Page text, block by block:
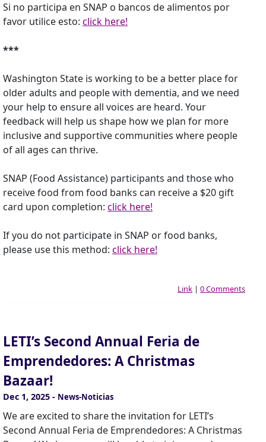
Si no participa en SNAP o bancos de alimentos por
favor utilice esto: click here!
***
Washington State is working to be a better place for
older adults and people with dementia, and we need
your help to ensure all voices are heard. Your
feedback will help us shape how we plan for more
inclusive and supportive communities where people
of all ages can thrive.
SNAP (Food Assistance) participants and those who
receive food from food banks can receive a $20 gift
card upon completion: click here!
If you do not participate in SNAP or food banks,
please use this method: click here!
Link | 0 Comments
LETI’s Second Annual Feria de
Emprendedores: A Christmas
Bazaar!
Dec 1, 2025 - News-Noticias
We are excited to share the invitation for LETI’s
Second Annual Feria de Emprendedores: A Christmas